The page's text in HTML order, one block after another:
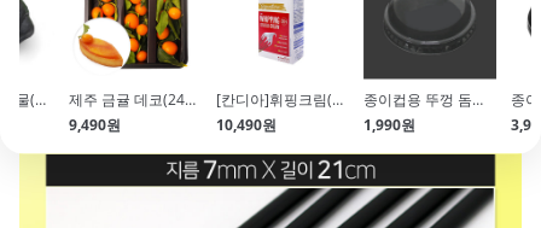
소금빵 생지 먹물(냉동\/20eaX90g\/국내제조)
제주 금귤 데코(24개입\/냉동)
9,490원
[칸디아]휘핑크림(1L\/동물성생크림)
10,490원
종이컵용 뚜껑 돔형 투명(지름85\/83mm용\/50개입)
1,990원